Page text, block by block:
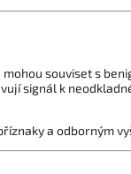
souviset s
signál k
a odborným